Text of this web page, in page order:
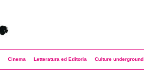
Cinema Letteratura ed Editoria Culture underground